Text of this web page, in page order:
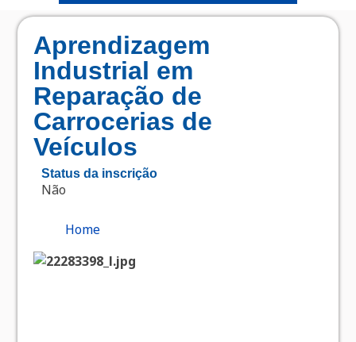
Aprendizagem
Industrial em
Reparação de
Carrocerias de
Veículos
Status da inscrição
Não
Home